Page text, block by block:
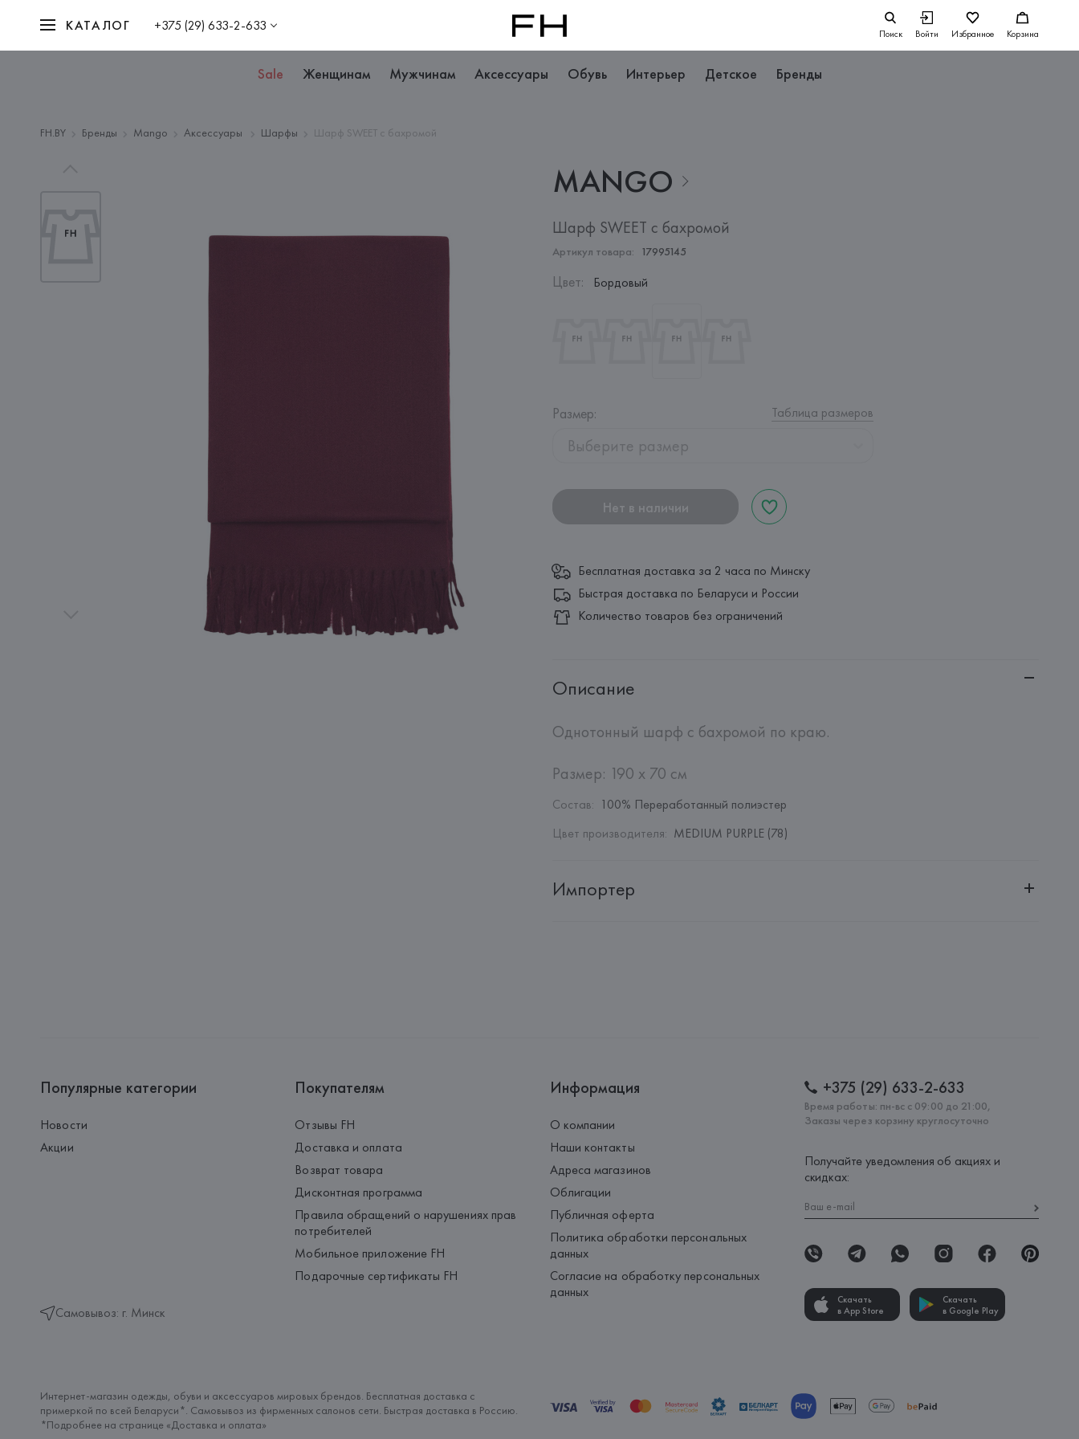
КАТАЛОГ +375 (29) 633-2-633 Поиск Войти Избранное Корзина
Sale Женщинам Мужчинам Аксессуары Обувь Интерьер Детское Бренды
FH.BY Бренды Mango Аксессуары Шарфы Шарф SWEET с бахромой
MANGO
Шарф SWEET с бахромой
Артикул товара: 17995145
Цвет: Бордовый
Размер: Таблица размеров
Выберите размер
Нет в наличии
Бесплатная доставка за 2 часа по Минску
Быстрая доставка по Беларуси и России
Количество товаров без ограничений
Описание
Однотонный шарф с бахромой по краю.
Размер: 190 х 70 см
Состав: 100% Переработанный полиэстер
Цвет производителя: MEDIUM PURPLE (78)
Импортер
Популярные категории
Новости
Акции
Самовывоз: г. Минск
Покупателям
Отзывы FH
Доставка и оплата
Возврат товара
Дисконтная программа
Правила обращений о нарушениях прав
потребителей
Мобильное приложение FH
Подарочные сертификаты FH
Информация
О компании
Наши контакты
Адреса магазинов
Облигации
Публичная оферта
Политика обработки персональных
данных
Согласие на обработку персональных
данных
+375 (29) 633-2-633
Время работы: пн-вс с 09:00 до 21:00,
Заказы через корзину круглосуточно
Получайте уведомления об акциях и
скидках:
Скачать
в App Store
Скачать
в Google Play
Интернет-магазин одежды, обуви и аксессуаров мировых брендов. Бесплатная доставка с
примеркой по всей Беларуси*. Самовывоз из фирменных салонов сети. Быстрая доставка в Россию.
*Подробнее на странице «Доставка и оплата»